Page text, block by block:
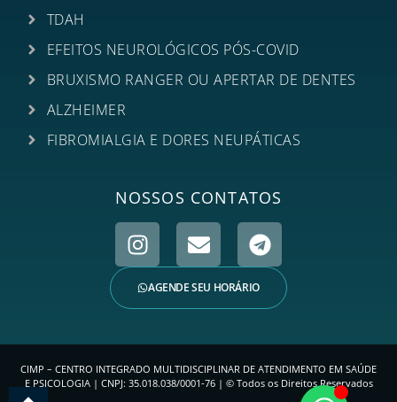
TDAH
EFEITOS NEUROLÓGICOS PÓS-COVID
BRUXISMO RANGER OU APERTAR DE DENTES
ALZHEIMER
FIBROMIALGIA E DORES NEUPÁTICAS
NOSSOS CONTATOS
AGENDE SEU HORÁRIO
CIMP – CENTRO INTEGRADO MULTIDISCIPLINAR DE ATENDIMENTO EM SAÚDE
E PSICOLOGIA | CNPJ: 35.018.038/0001-76 | © Todos os Direitos Reservados